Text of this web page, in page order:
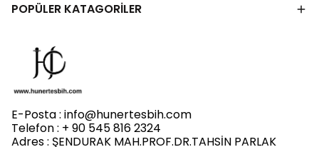
POPÜLER KATAGORİLER
E-Posta : info@hunertesbih.com
Telefon : + 90 545 816 2324
Adres : ŞENDURAK MAH.PROF.DR.TAHSİN PARLAK